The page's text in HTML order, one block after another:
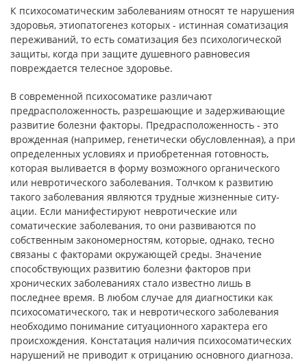
К психосоматическим заболеваниям относят те нарушения
здоровья, этиопатогенез которых - истинная соматизация
пере­живаний, то есть соматизация без психологической
защиты, ког­да при защите душевного равновесия
повреждается телесное здо­ровье.
В современной психосоматике различают
предрасположен­ность, разрешающие и задерживающие
развитие болезни фак­торы. Предрасположенность - это
врожденная (например, генетически обусловленная), а при
определенных условиях и приобретенная готовность,
которая выливается в форму возмож­ного органического
или невротического заболевания. Толчком к развитию
такого заболевания являются трудные жизненные ситу­
ации. Если манифестируют невротические или
соматические за­болевания, то они развиваются по
собственным закономерно­стям, которые, однако, тесно
связаны с факторами окружающей среды. Значение
способствующих развитию болезни факторов при
хронических заболеваниях стало известно лишь в
последнее время. В любом случае для диагностики как
психосоматического, так и невротического заболевания
необходимо понимание ситуа­ционного характера его
происхождения. Констатация наличия психосоматических
нарушений не приводит к отрицанию основ­ного диагноза.